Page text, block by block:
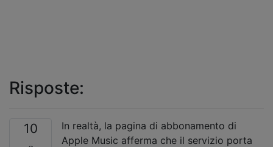
Risposte:
10
In realtà, la pagina di abbonamento di
Apple Music afferma che il servizio porta